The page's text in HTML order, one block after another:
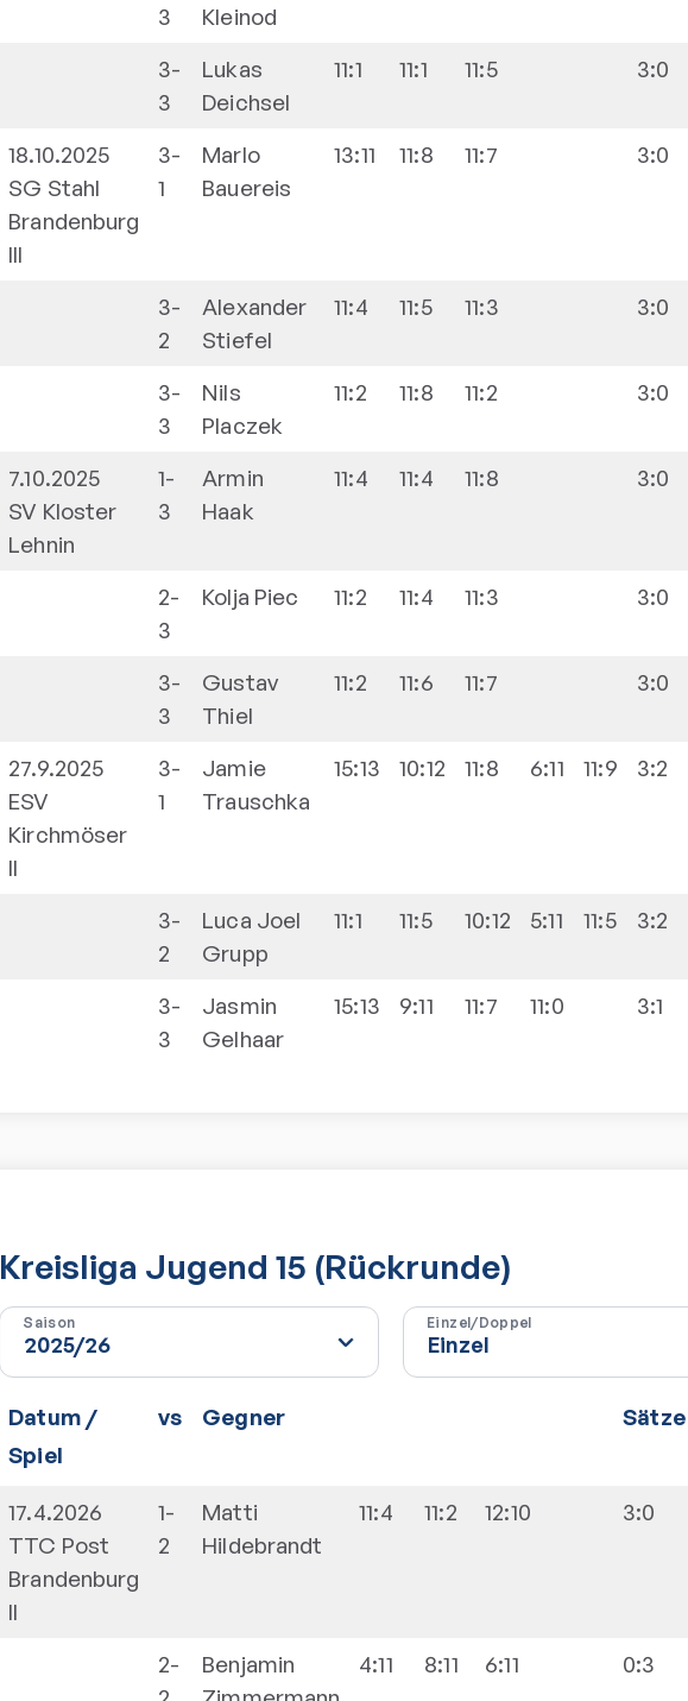
3
Kleinod
3-
3
Lukas
Deichsel
11:1 11:1 11:5 3:0
18.10.2025
SG Stahl
Brandenburg
III
3-
1
Marlo
Bauereis
13:11 11:8 11:7 3:0
3-
2
Alexander
Stiefel
11:4 11:5 11:3 3:0
3-
3
Nils
Placzek
11:2 11:8 11:2 3:0
7.10.2025
SV Kloster
Lehnin
1-
3
Armin
Haak
11:4 11:4 11:8 3:0
2-
3
Kolja Piec 11:2 11:4 11:3 3:0
3-
3
Gustav
Thiel
11:2 11:6 11:7 3:0
27.9.2025
ESV
Kirchmöser
II
3-
1
Jamie
Trauschka
15:13 10:12 11:8 6:11 11:9 3:2
3-
2
Luca Joel
Grupp
11:1 11:5 10:12 5:11 11:5 3:2
3-
3
Jasmin
Gelhaar
15:13 9:11 11:7 11:0 3:1
Kreisliga Jugend 15 (Rückrunde)
Saison Einzel/Doppel
Datum /
Spiel
vs Gegner Sätze
17.4.2026
TTC Post
Brandenburg
II
1-
2
Matti
Hildebrandt
11:4 11:2 12:10 3:0
2-
Benjamin
4:11 8:11 6:11 0:3